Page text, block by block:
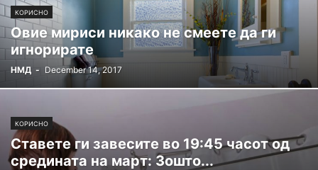
КОРИСНО
Овие мириси никако не смеете да ги
игнорирате
НМД - December 14, 2017
КОРИСНО
Ставете ги завесите во 19:45 часот од
средината на март: Зошто...